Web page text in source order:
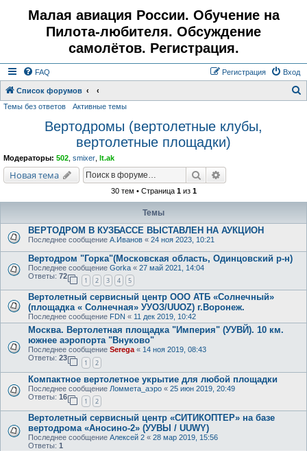
Малая авиация России. Обучение на
Пилота-любителя. Обсуждение
самолётов. Регистрация.
FAQ Вход
Регистрация
Список форумов
Темы без ответов Активные темы
Вертодромы (вертолетные клубы,
вертолетные площадки)
Модераторы: 502 smixer lt.ak
Новая тема Поиск
30 тем • Страница 1из 1
Темы
ВЕРТОДРОМ В КУЗБАССЕ ВЫСТАВЛЕН НА АУКЦИОН
Последнее сообщение А.Иванов « 24 ноя 2023, 10:21
Вертодром "Горка"(Московская область, Одинцовский р-н)
Последнее сообщение Gorka « 27 май 2021, 14:04
Ответы: 72
1 2 3 4 5
Вертолетный сервисный центр ООО АТБ «Солнечный»
(площадка « Солнечная» УУОЗ/UUOZ) г.Воронеж.
Последнее сообщение FDN « 11 дек 2019, 10:42
Москва. Вертолетная площадка "Империя" (УУВЙ). 10 км.
южнее аэропорта "Внуково"
Последнее сообщение Serega « 14 ноя 2019, 08:43
Ответы: 23
1 2
Компактное вертолетное укрытие для любой площадки
Последнее сообщение Ломмета_аэро « 25 июн 2019, 20:49
Ответы: 16
1 2
Вертолетный сервисный центр «СИТИКОПТЕР» на базе
вертодрома «Аносино-2» (УУВЫ / UUWY)
Последнее сообщение Алексей 2 « 28 мар 2019, 15:56
Ответы: 1